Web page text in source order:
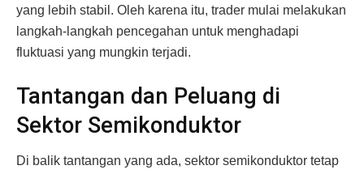
yang lebih stabil. Oleh karena itu, trader mulai melakukan
langkah-langkah pencegahan untuk menghadapi
fluktuasi yang mungkin terjadi.
Tantangan dan Peluang di
Sektor Semikonduktor
Di balik tantangan yang ada, sektor semikonduktor tetap